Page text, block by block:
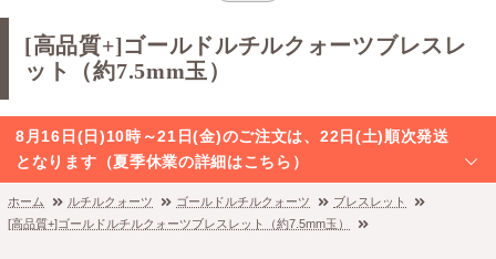
[高品質+]ゴールドルチルクォーツブレスレ
ット（約7.5mm玉）
8月16日(日)10時～21日(金)のご注文は、22日(土)順次発送
となります（夏季休業の詳細はこちら）
ホーム ルチルクォーツ ゴールドルチルクォーツ
ブレスレット
[高品質+]ゴールドルチルクォーツブレスレット（約7.5mm玉）